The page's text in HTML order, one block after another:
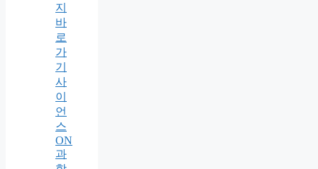
지
바
로
가
기
사
이
언
스
ON
과